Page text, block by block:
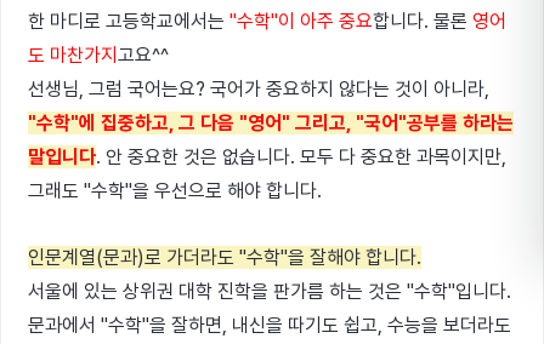
한 마디로 고등학교에서는 "수학"이 아주 중요합니다. 물론 영어
도 마찬가지고요^^
선생님, 그럼 국어는요? 국어가 중요하지 않다는 것이 아니라,
"수학"에 집중하고, 그 다음 "영어" 그리고, "국어"공부를 하라는
말입니다. 안 중요한 것은 없습니다. 모두 다 중요한 과목이지만,
그래도 "수학"을 우선으로 해야 합니다.
인문계열(문과)로 가더라도 "수학"을 잘해야 합니다.
서울에 있는 상위권 대학 진학을 판가름 하는 것은 "수학"입니다.
문과에서 "수학"을 잘하면, 내신을 따기도 쉽고, 수능을 보더라도